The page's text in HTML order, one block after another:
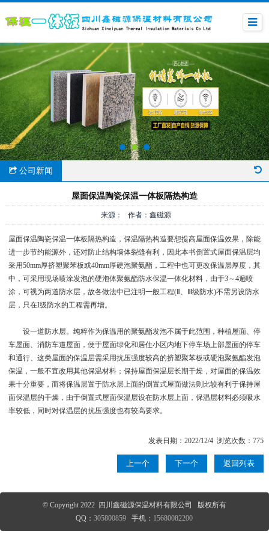
公司新闻
屋面保温陶瓷保温一体板隔热构造
来源： 作者：鑫磁源
屋面保温陶瓷保温一体板隔热构造，保温隔热构造要想提高屋面保温效果，除能
进一步节约能源外，还对防止结构墙体裂缝有利，因此本书倒置式屋面保温层均
采用50mm厚挤塑聚苯板或40mm厚硬泡聚氨酯，工程中也可更改保温层厚度，其
中，可采用现场喷涂发泡的硬泡体聚氨酯防水保温一体化材料，由于3～4遍喷
涂，可视为两道防水层，故各做法中已注明一般工程(Ⅱ、Ⅲ级防水)不需另设防水
层，只在I级防水的工程需再增。
设一道防水层。纯粹作为保温用的聚氨酯发泡不属于此范围，种植屋面、停
车屋面、消防车道屋面，便于屋面绿化和居住小区内地下停车场上部屋面的停车
和通行、这类屋面的保温层需采用抗压强度较高的挤塑聚苯板或硬泡聚氨酯发泡
保温，一般不宜改用其他保温材料；保持屋面保温层长期干燥，对屋面的保温效
果十分重要，而将保温层置于防水层上面的倒置式屋面做法则比较有利于保持屋
面保温层的干燥，由于倒置式屋面保温层设在防水层上面，保温层材料必须吸水
率较低，同时对保温层的抗压强度也有较高要求。
发表日期：2022/12/4 浏览次数：775
上一个 下一个 返回列表
© Copyright 2022 四川鑫磁源保温材料有限公司 版权所有
QQ：305800859 手机： 15680082200